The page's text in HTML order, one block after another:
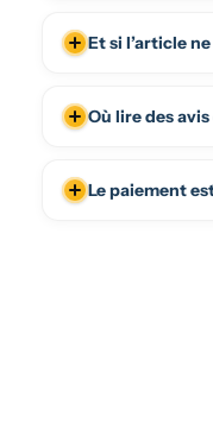
Et si l’article
Où lire des
Le paiement